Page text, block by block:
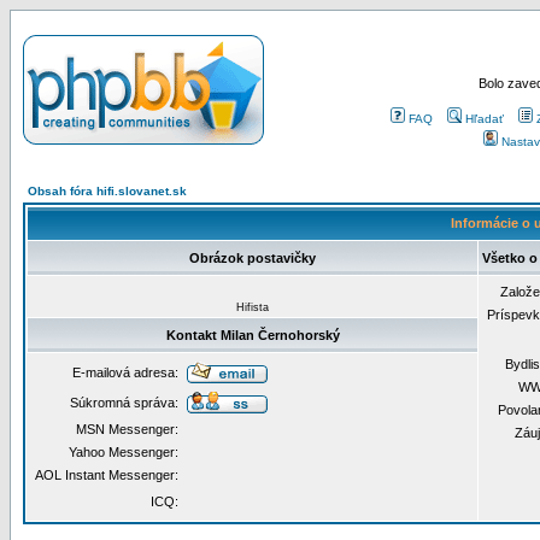
Bolo
FAQ Hľadať
Obsah fóra hifi.slovanet.sk
Informácie o
Obrázok postavičky Všetko
Hifista
Kontakt Milan Černohorský
E-mailová adresa:
Súkromná správa:
MSN Messenger:
Yahoo Messenger:
AOL Instant Messenger:
ICQ: